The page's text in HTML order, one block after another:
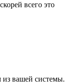
всего это
из вашей системы.